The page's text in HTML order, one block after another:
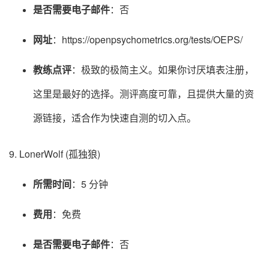
是否需要电子邮件：否
网址：https://openpsychometrics.org/tests/OEPS/
教练点评：极致的极简主义。如果你讨厌填表注册，
这里是最好的选择。测评高度可靠，且提供大量的资
源链接，适合作为快速自测的切入点。
9. LonerWolf (孤独狼)
所需时间：5 分钟
费用：免费
是否需要电子邮件：否